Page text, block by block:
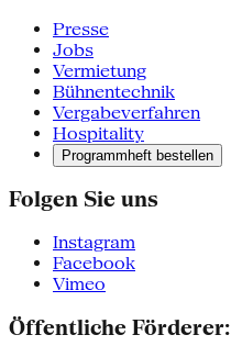
Presse
Jobs
Vermietung
Bühnentechnik
Vergabeverfahren
Hospitality
Programmheft bestellen
Folgen Sie uns
Instagram
Facebook
Vimeo
Öffentliche Förderer: